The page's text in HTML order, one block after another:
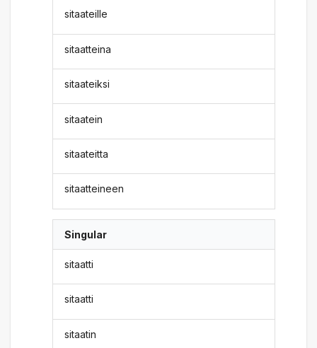
sitaateille
sitaatteina
sitaateiksi
sitaatein
sitaateitta
sitaatteineen
Singular
sitaatti
sitaatti
sitaatin